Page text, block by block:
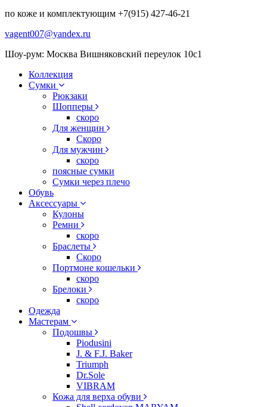
по коже и комплектующим +7(915) 427-46-21
vagent007@yandex.ru
Шоу-рум: Москва Вишняковский переулок 10с1
Коллекция
Сумки
Рюкзаки
Шопперы
скоро
Для женщин
Скоро
Для мужчин
скоро
поясные сумки
Сумки через плечо
Обувь
Аксессуары
Кулоны
Ремни
скоро
Браслеты
Скоро
Портмоне кошельки
скоро
Брелоки
скоро
Одежда
Мастерам
Подошвы
Piodusini
J. & F.J. Baker
Triumph
Dr.Sole
VIBRAM
Кожа для верха обуви